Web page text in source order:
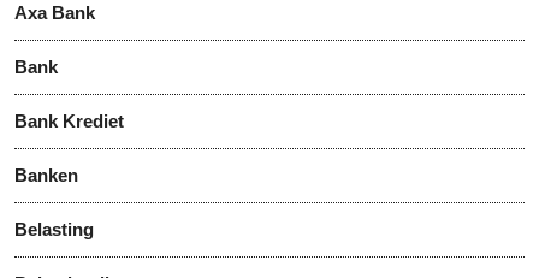
Axa Bank
Bank
Bank Krediet
Banken
Belasting